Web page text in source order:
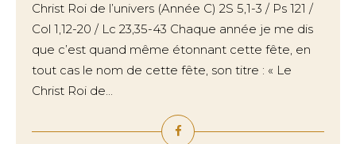
Christ Roi de l’univers (Année C) 2S 5,1-3 / Ps 121 /
Col 1,12-20 / Lc 23,35-43 Chaque année je me dis
que c’est quand même étonnant cette fête, en
tout cas le nom de cette fête, son titre : « Le
Christ Roi de...